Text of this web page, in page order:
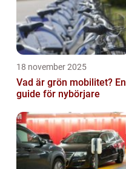
18 november 2025
Vad är grön mobilitet? En
guide för nybörjare